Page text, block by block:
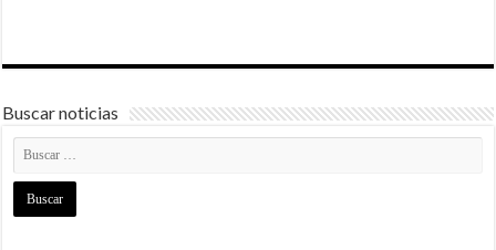
Buscar noticias